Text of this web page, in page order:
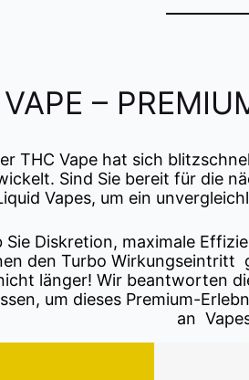
–
THC Vape hat sich
Sind Sie bereit für die
Vapes, um ein
Sie Diskretion, maximale
den Turbo Wirkungseintritt
länger! Wir beantworten
um dieses Premium-
an